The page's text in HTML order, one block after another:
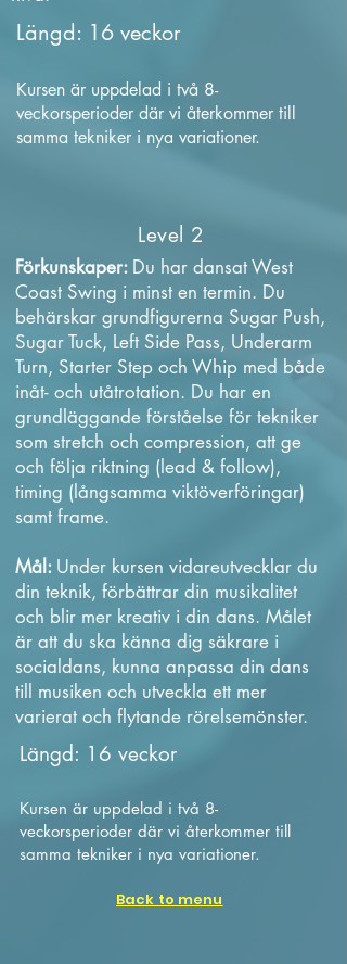
Längd: 16 veckor
Kursen är uppdelad i två 8-
veckorsperioder där vi återkommer till
samma tekniker i nya variationer.
Level 2
Förkunskaper: Du har dansat West
Coast Swing i minst en termin. Du
behärskar grundfigurerna Sugar Push,
Sugar Tuck, Left Side Pass, Underarm
Turn, Starter Step och Whip med både
inåt- och utåtrotation. Du har en
grundläggande förståelse för tekniker
som stretch och compression, att ge
och följa riktning (lead & follow),
timing (långsamma viktöverföringar)
samt frame.
Mål: Under kursen vidareutvecklar du
din teknik, förbättrar din musikalitet
och blir mer kreativ i din dans. Målet
är att du ska känna dig säkrare i
socialdans, kunna anpassa din dans
till musiken och utveckla ett mer
varierat och flytande rörelsemönster.
Längd: 16 veckor
Kursen är uppdelad i två 8-
veckorsperioder där vi återkommer till
samma tekniker i nya variationer.
Back to menu